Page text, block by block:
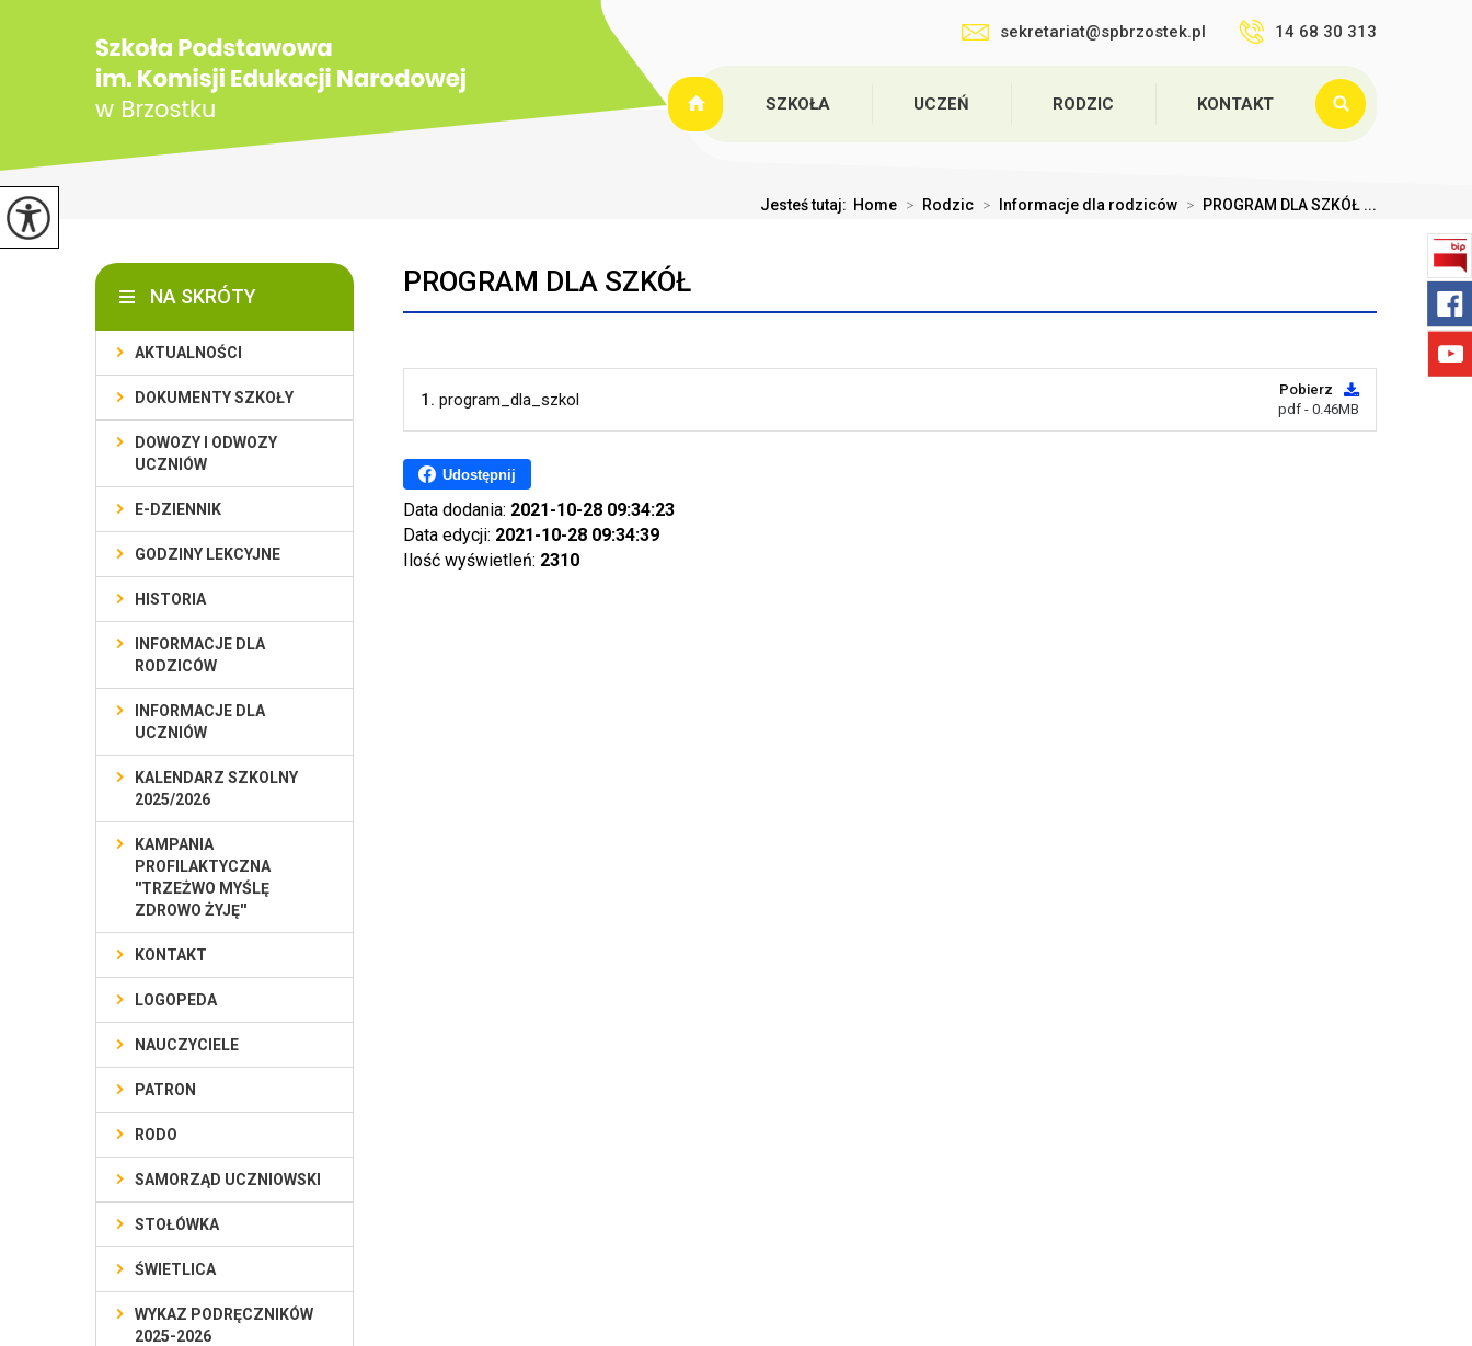
sekretariat@spbrzostek.pl 14 68 30 313
SZKOŁA UCZEŃ RODZIC KONTAKT
Jesteś tutaj: Home > Rodzic > Informacje dla rodziców > PROGRAM DLA SZKÓŁ ...
PROGRAM DLA SZKÓŁ
1. program_dla_szkol
Pobierz
pdf - 0.46MB
Udostępnij
Data dodania: 2021-10-28 09:34:23
Data edycji: 2021-10-28 09:34:39
Ilość wyświetleń: 2310
NA SKRÓTY
AKTUALNOŚCI
DOKUMENTY SZKOŁY
DOWOZY I ODWOZY
UCZNIÓW
E-DZIENNIK
GODZINY LEKCYJNE
HISTORIA
INFORMACJE DLA
RODZICÓW
INFORMACJE DLA
UCZNIÓW
KALENDARZ SZKOLNY
2025/2026
KAMPANIA
PROFILAKTYCZNA
''TRZEŻWO MYŚLĘ
ZDROWO ŻYJĘ''
KONTAKT
LOGOPEDA
NAUCZYCIELE
PATRON
RODO
SAMORZĄD UCZNIOWSKI
STOŁÓWKA
ŚWIETLICA
WYKAZ PODRĘCZNIKÓW
2025-2026